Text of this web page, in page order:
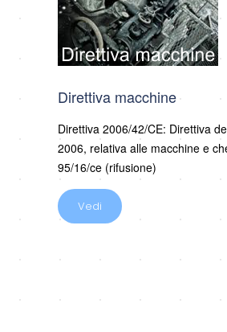
Direttiva macchine
Direttiva 2006/42/CE: Direttiva
2006, relativa alle macchine e
95/16/ce (rifusione)
Vedi